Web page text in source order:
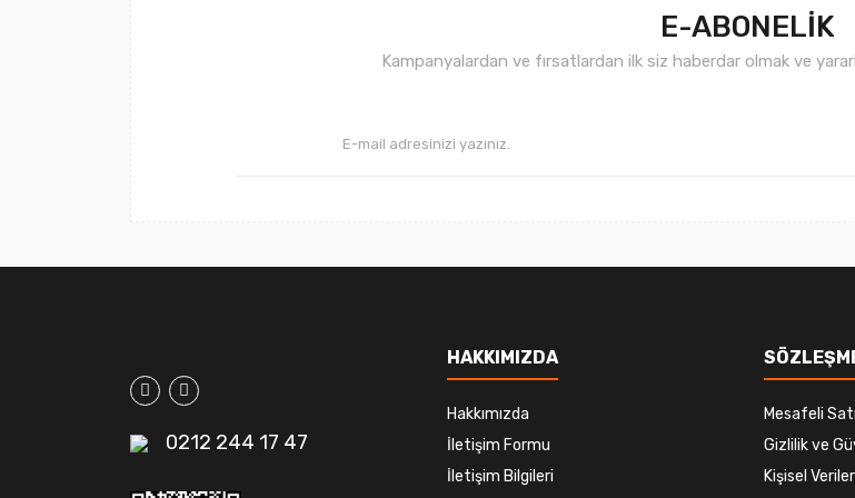
E-ABONELİK
Kampanyalardan ve fırsatlardan ilk siz haberdar olmak ve
0212 244 17 47
HAKKIMIZDA
Hakkımızda
İletişim Formu
İletişim Bilgileri
Mesafeli
Gizlilik ve
Kişisel